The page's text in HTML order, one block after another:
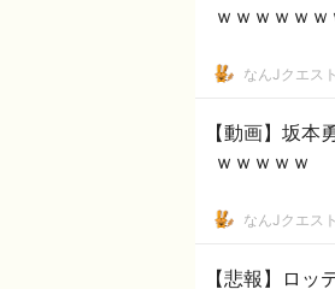
ｗｗｗｗｗｗ
なんJクエスト
【動画】坂
ｗｗｗｗｗ
なんJクエスト
【悲報】ロ